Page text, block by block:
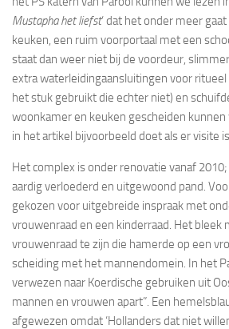
Mustapha het liefst‘ dat het onder meer
keuken, een ruim voorportaal met een
staat dan weer niet bij de voordeur,
extra waterleidingaansluitingen voor
het stuk gebruikt die echter niet) en
woonkamer en keuken gescheiden
in het artikel bijvoorbeeld doet als er visite is
Het complex is onder renovatie vanaf
aardig verloederd en uitgewoond pand.
gekozen voor uitgebreide inspraak met
vrouwenraad en een kinderraad. Het bleek
vrouwenraad te zijn die hamerde op een
scheiding met het mannendomein. In het
verwezen naar Koerdische gebruiken uit
mannen en vrouwen apart”. Een
afgewezen omdat ‘Hollanders dat niet